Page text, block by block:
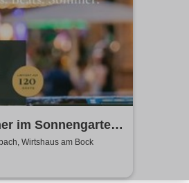
im Sonnengarten
am Bock
Wirtshaus am Bock